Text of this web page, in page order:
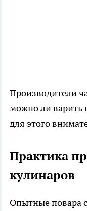
Производители
можно ли варить
для этого
Практика
кулинаров
Опытные повара